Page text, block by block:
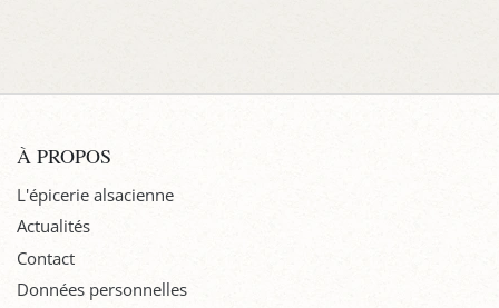
À PROPOS
L'épicerie alsacienne
Actualités
Contact
Données personnelles